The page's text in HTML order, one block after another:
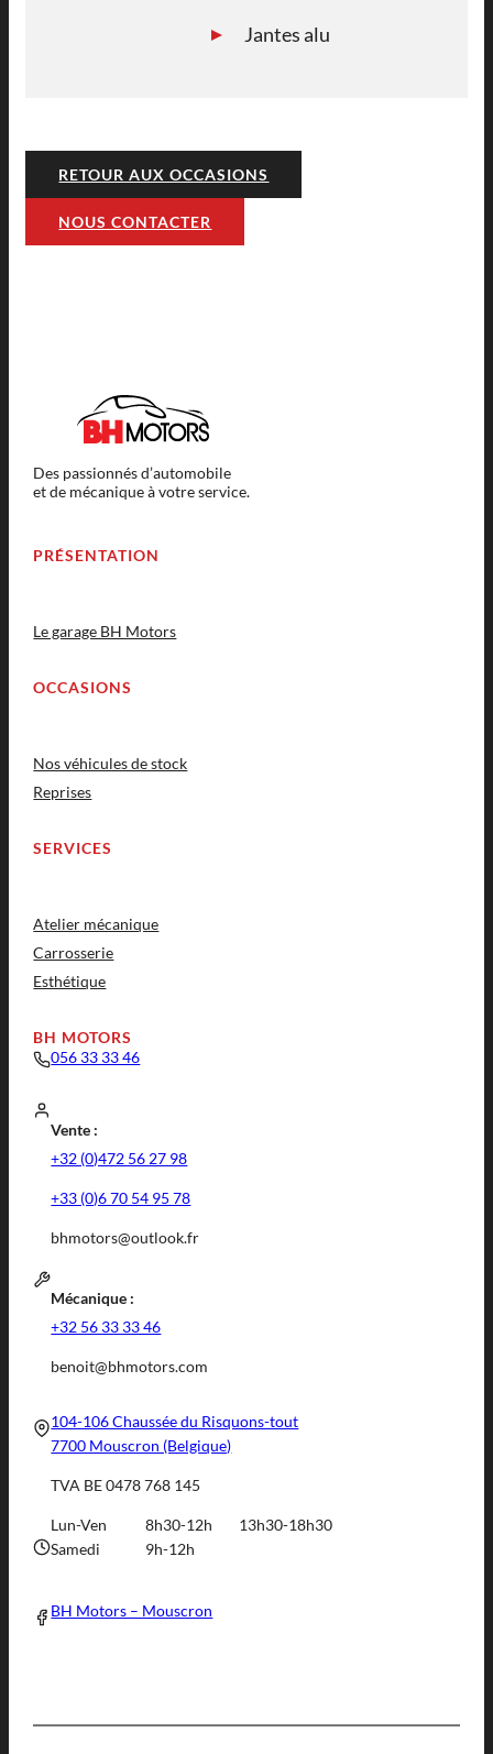
Jantes alu
RETOUR AUX OCCASIONS
NOUS CONTACTER
Des passionnés d’automobile
et de mécanique à votre service.
PRÉSENTATION
Le garage BH Motors
OCCASIONS
Nos véhicules de stock
Reprises
SERVICES
Atelier mécanique
Carrosserie
Esthétique
BH MOTORS
056 33 33 46
Vente :
+32 (0)472 56 27 98
+33 (0)6 70 54 95 78
bhmotors@outlook.fr
Mécanique :
+32 56 33 33 46
benoit@bhmotors.com
104-106 Chaussée du Risquons-tout
7700 Mouscron (Belgique)
TVA BE 0478 768 145
Lun-Ven 8h30-12h
13h30-18h30
Samedi
9h-12h
BH Motors – Mouscron